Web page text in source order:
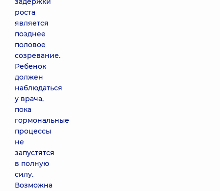
роста
является
позднее
половое
созревание.
Ребенок
должен
наблюдаться
у врача,
пока
гормональные
процессы
не
запустятся
в полную
силу.
Возможна